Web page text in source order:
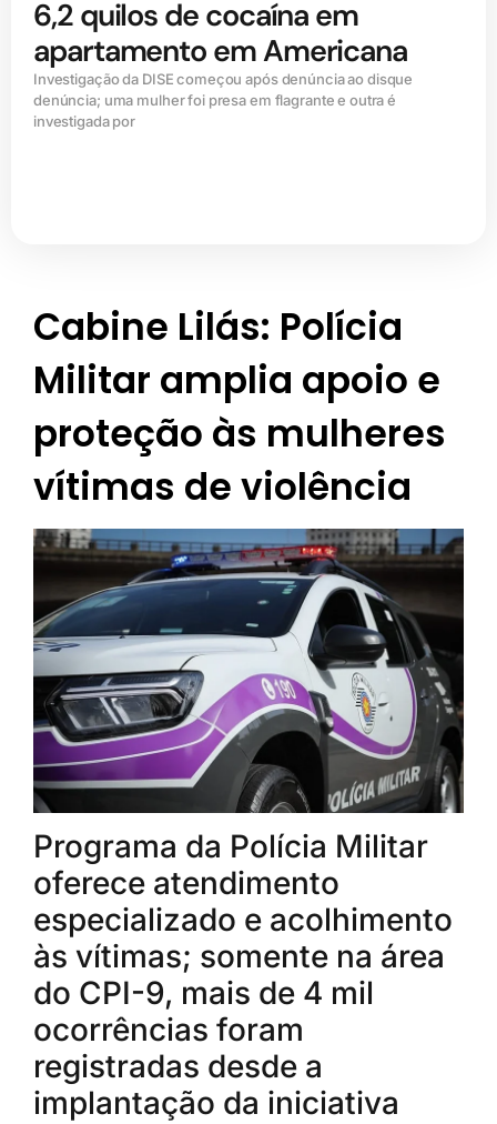
6,2 quilos de cocaína em
apartamento em Americana
Investigação da DISE começou após denúncia ao disque
denúncia; uma mulher foi presa em flagrante e outra é
investigada por
Cabine Lilás: Polícia
Militar amplia apoio e
proteção às mulheres
vítimas de violência
Programa da Polícia Militar
oferece atendimento
especializado e acolhimento
às vítimas; somente na área
do CPI-9, mais de 4 mil
ocorrências foram
registradas desde a
implantação da iniciativa